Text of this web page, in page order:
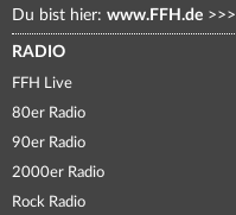
Du bist hier: www.FFH.de >>>
RADIO
FFH Live
80er Radio
90er Radio
2000er Radio
Rock Radio